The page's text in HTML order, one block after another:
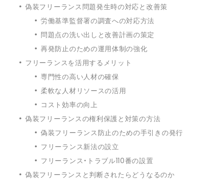
偽装フリーランス問題発生時の対応と改善策
労働基準監督署の調査への対応方法
問題点の洗い出しと改善計画の策定
再発防止のための運用体制の強化
フリーランスを活用するメリット
専門性の高い人材の確保
柔軟な人材リソースの活用
コスト効率の向上
偽装フリーランスの権利保護と対策の方法
偽装フリーランス防止のための手引きの発行
フリーランス新法の設立
フリーランス・トラブル110番の設置
偽装フリーランスと判断されたらどうなるのか